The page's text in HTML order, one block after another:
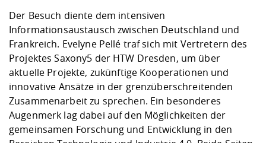
Digitales Lernen
Fremdsprachen
Jobs, Praktika,
Angebote der
Arbeit
Internationale
Förderverein
Der Besuch diente dem intensiven
Informationsaustausch zwischen Deutschland und
Frankreich. Evelyne Pellé traf sich mit Vertretern des
Projektes Saxony5 der HTW Dresden, um über
aktuelle Projekte, zukünftige Kooperationen und
innovative Ansätze in der grenzüberschreitenden
Zusammenarbeit zu sprechen. Ein besonderes
Augenmerk lag dabei auf den Möglichkeiten der
gemeinsamen Forschung und Entwicklung in den